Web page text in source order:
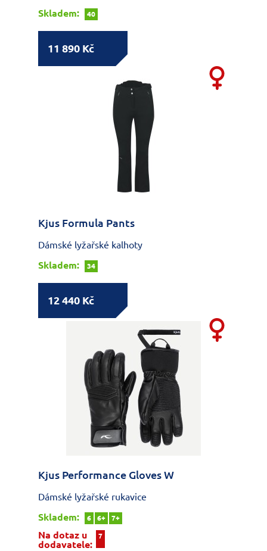
Skladem:
40
11 890 Kč
Kjus Formula Pants
Dámské lyžařské kalhoty
Skladem:
34
12 440 Kč
Kjus Performance Gloves W
Dámské lyžařské rukavice
Skladem:
6 6+ 7+
Na dotaz u
dodavatele:
7